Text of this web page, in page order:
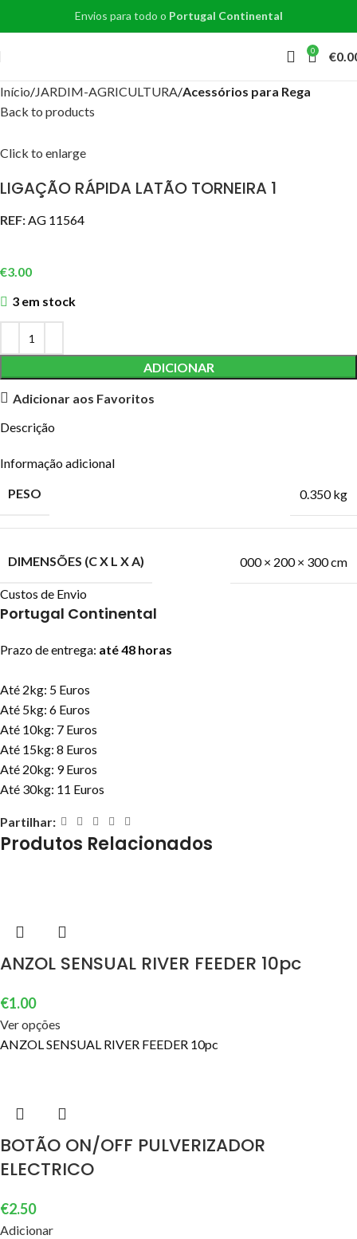
Envios para todo o Portugal Continental
0 €
Início JARDIM-AGRICULTURA Acessórios para Rega
Back to products
Click to enlarge
LIGAÇÃO RÁPIDA LATÃO TORNEIRA 1
REF:AG 11564
€3.00
3 em stock
ADICIONAR
Adicionar aos Favoritos
Descrição
Informação adicional
PESO
0.350 kg
DIMENSÕES (C X L X A) 000 × 200 × 300 cm
Custos de Envio
Portugal Continental
Prazo de entrega: até 48 horas
Até 2kg: 5 Euros
Até 5kg: 6 Euros
Até 10kg: 7 Euros
Até 15kg: 8 Euros
Até 20kg: 9 Euros
Até 30kg: 11 Euros
Partilhar:
Produtos Relacionados
ANZOL SENSUAL RIVER FEEDER 10pc
€1.00
Ver opções
ANZOL SENSUAL RIVER FEEDER 10pc
BOTÃO ON/OFF PULVERIZADOR
ELECTRICO
€2.50
Adicionar